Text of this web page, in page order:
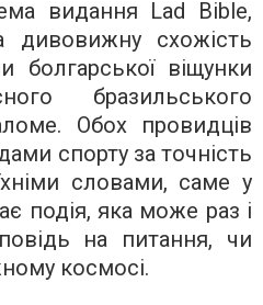
видання Lad Bible,
дивовижну схожість
болгарської віщунки
бразильського
Обох провидців
спорту за точність
словами, саме у
подія, яка може раз і
на питання, чи
космосі.